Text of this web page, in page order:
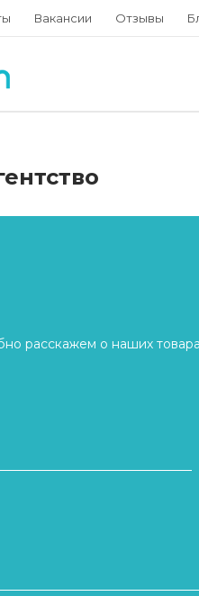
Вакансии Отзывы
расскажем о наших